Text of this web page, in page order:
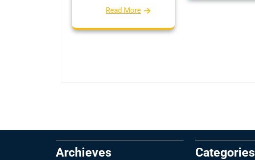
Read More
Archieves Categories